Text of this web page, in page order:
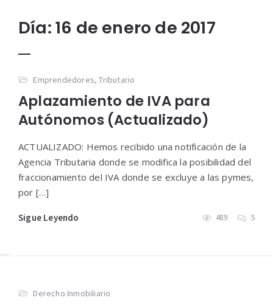
Día:16 de enero de 2017
Emprendedores,Tributario
Aplazamiento de IVA para
Autónomos (Actualizado)
ACTUALIZADO: Hemos recibido una notificación de la
Agencia Tributaria donde se modifica la posibilidad del
fraccionamiento del IVA donde se excluye a las pymes,
por […]
Sigue Leyendo 489 5
Derecho Inmobiliario